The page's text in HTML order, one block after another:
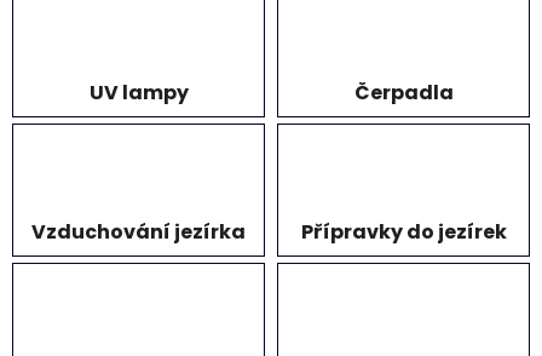
UV lampy Čerpadla
Vzduchování jezírka Přípravky do jezírek